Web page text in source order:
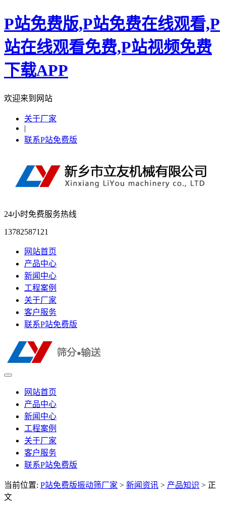
P站免费版,P站免费在线观看,P
站在线观看免费,P站视频免费
下载APP
欢迎来到网站
关于厂家
|
联系P站免费版
24小时免费服务热线
13782587121
网站首页
产品中心
新闻中心
工程案例
关于厂家
客户服务
联系P站免费版
网站首页
产品中心
新闻中心
工程案例
关于厂家
客户服务
联系P站免费版
当前位置: P站免费版振动筛厂家 > 新闻资讯 > 产品知识 > 正
文